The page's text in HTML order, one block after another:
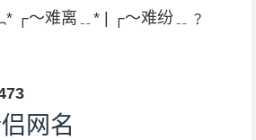
┌～难离﹎* | ┌～难纷﹎﹖
网名